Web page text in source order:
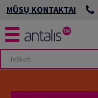
MŪSŲ KONTAKTAI